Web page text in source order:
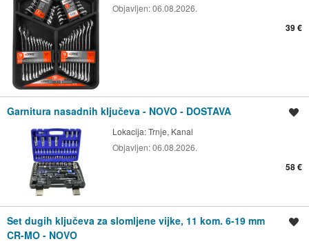
Objavljen:06.08.2026.
39 €
Garnitura nasadnih ključeva - NOVO - DOSTAVA
Lokacija:Trnje, Kanal
Objavljen:06.08.2026.
58 €
Set dugih ključeva za slomljene vijke, 11 kom. 6-19 mm
CR-MO - NOVO